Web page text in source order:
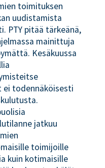
toimituksen
uudistamista
PTY pitää tärkeänä,
mainittuja
Kesäkuussa
todennäköisesti
jatkuu
toimijoille
kuin kotimaisille